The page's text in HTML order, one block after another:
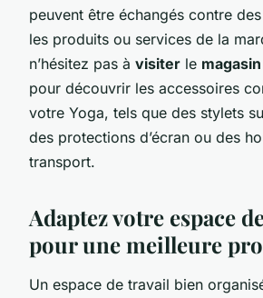
peuvent être échangés contre des
les produits ou services de la
n’hésitez pas à visiter le magasin
pour découvrir les accessoires
votre Yoga, tels que des stylets
des protections d’écran ou des
transport.
Adaptez votre espace
pour une meilleure
Un espace de travail bien